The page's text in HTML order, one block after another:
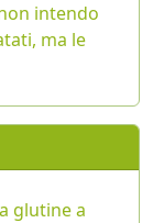
intendo
ma le
glutine a